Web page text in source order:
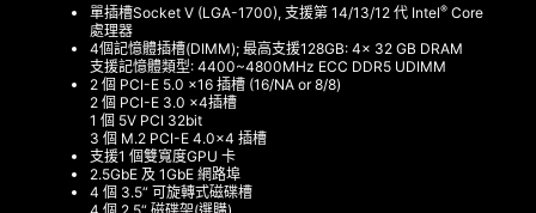
單插槽Socket V (LGA-1700), 支援第 14/13/12 代 Intel® Core
處理器
4個記憶體插槽(DIMM); 最高支援128GB: 4x 32 GB DRAM
支援記憶體類型: 4400~4800MHz ECC DDR5 UDIMM
2 個 PCI-E 5.0 x16 插槽 (16/NA or 8/8)
2 個 PCI-E 3.0 x4插槽
1 個 5V PCI 32bit
3 個 M.2 PCI-E 4.0x4 插槽
支援1 個雙寬度GPU 卡
2.5GbE 及 1GbE 網路埠
4 個 3.5“ 可旋轉式磁碟槽